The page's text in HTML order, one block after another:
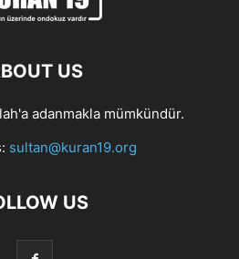
US
adanmakla mümkündür.
sultan@kuran19.org
US